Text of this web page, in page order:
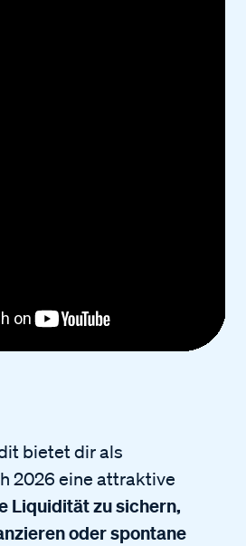
bietet dir als
2026 eine attraktive
Liquidität zu sichern,
oder spontane